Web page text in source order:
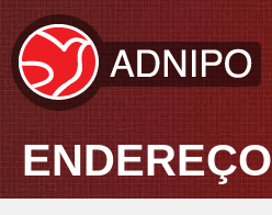
ENDEREÇO